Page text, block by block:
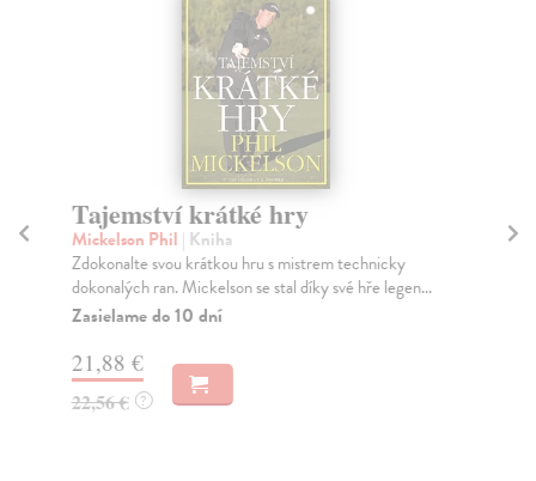
Tajemství krátké hry
Mickelson Phil | Kniha
Zdokonalte svou krátkou hru s mistrem technicky
dokonalých ran. Mickelson se stal díky své hře legen...
Zasielame do 10 dní
21,88 €
22,56 € ?